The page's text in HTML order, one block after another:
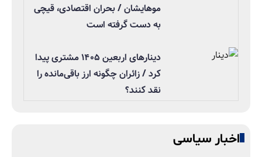
موهایشان / بحران اقتصادی، قیچی
به دست گرفته است
دینارهای اربعین ۱۴۰۵ مشتری پیدا
کرد / زائران چگونه ارز باقی‌مانده را
نقد کنند؟
اخبار سیاسی